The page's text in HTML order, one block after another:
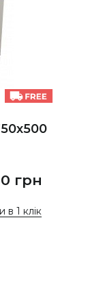
грн
в 1 клік